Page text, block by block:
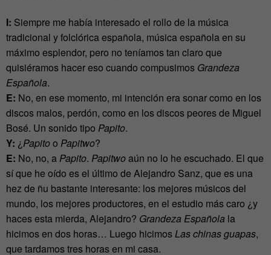
I: Siempre me había interesado el rollo de la música
tradicional y folclórica española, música española en su
máximo esplendor, pero no teníamos tan claro que
quisiéramos hacer eso cuando compusimos Grandeza
Española.
E: No, en ese momento, mi intención era sonar como en los
discos malos, perdón, como en los discos peores de Miguel
Bosé. Un sonido tipo Papito.
Y: ¿Papitoo Papitwo?
E: No, no, aPapito. Papitwoaún no lo he escuchado. El que
sí que he oído es el último de Alejandro Sanz, que es una
hez de ñu bastante interesante: los mejores músicos del
mundo, los mejores productores, en el estudio más caro ¿y
haces esta mierda, Alejandro? Grandeza Española la
hicimos en dos horas… Luego hicimosLas chinas guapas,
que tardamos tres horas en mi casa.